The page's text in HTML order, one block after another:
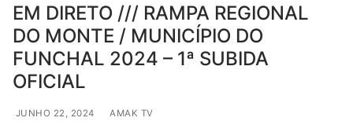
EM DIRETO /// RAMPA REGIONAL
DO MONTE / MUNICÍPIO DO
FUNCHAL 2024 – 1ª SUBIDA
OFICIAL
JUNHO 22, 2024 AMAK TV